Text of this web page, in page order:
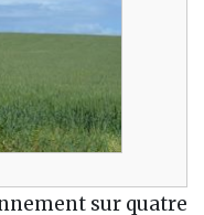
sur quatre